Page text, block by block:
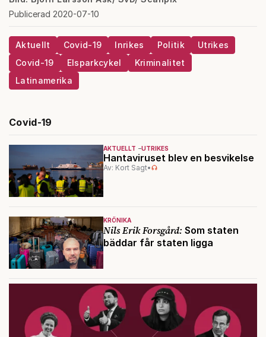
Publicerad 2020-07-10
Aktuellt Covid-19 Inrikes Politik
Utrikes
Covid-19
Elsparkcykel
Kriminalitet
Latinamerika
Covid-19
AKTUELLT UTRIKES
Hantaviruset blev en besvikelse
Av: Kort Sagt•
KRÖNIKA
Nils Erik Forsgård: Som staten
bäddar får staten ligga